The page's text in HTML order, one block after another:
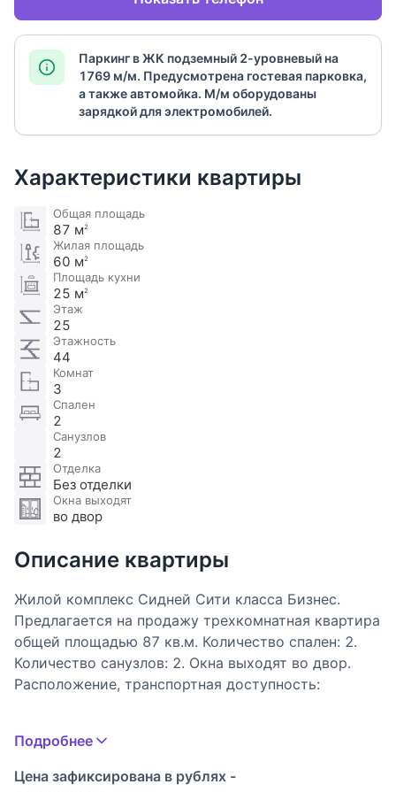
Паркинг в ЖК подземный 2-уровневый на
1769 м/м. Предусмотрена гостевая парковка,
а также автомойка. М/м оборудованы
зарядкой для электромобилей​.
Характеристики квартиры
Общая площадь
87 м2
Жилая площадь
60 м2
Площадь кухни
25 м2
Этаж
25
Этажность
44
Комнат
3
Спален
2
Санузлов
2
Отделка
Без отделки
Окна выходят
во двор
Описание квартиры
Жилой комплекс Сидней Сити класса Бизнес.
Предлагается на продажу трехкомнатная квартира
общей площадью 87 кв.м. Количество спален: 2.
Количество санузлов: 2. Окна выходят во двор.
Расположение, транспортная доступность:
престижности. Роскошный квартал занимает 20 га.
Он расположился в одном из самых благополучных
Подробнее
Цена зафиксирована в рублях -